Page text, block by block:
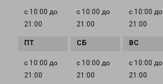
с 10:00 до
21:00
с 10:00 до
21:00
с 10:00 до
21:00
с 10:00 до
21:00
с 10:00 до
21:00
с 10:00 до
21:00